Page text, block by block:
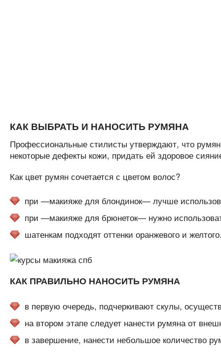
КАК ВЫБРАТЬ И НАНОСИТЬ РУМЯНА
Профессиональные стилисты утверждают, что
некоторые дефекты кожи, придать ей здоровое
Как цвет румян сочетается с цветом волос?
при —макияже для блондинок— лучше
при —макияже для брюнеток— нужно
шатенкам подходят оттенки оранжевого и
КАК ПРАВИЛЬНО НАНОСИТЬ РУМЯНА
в первую очередь, подчеркивают скулы,
на втором этапе следует нанести румяна от
в завершение, нанести небольшое количество